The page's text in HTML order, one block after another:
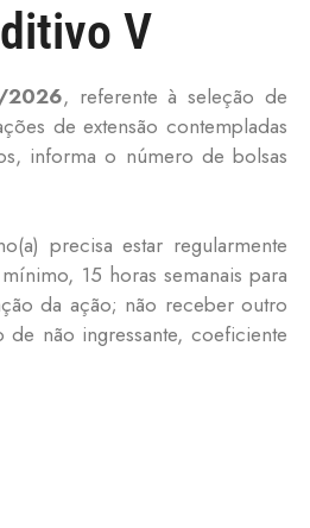
V
, referente à seleção de
de extensão contempladas
informa o número de bolsas
precisa estar regularmente
15 horas semanais para
da ação; não receber outro
não ingressante, coeficiente